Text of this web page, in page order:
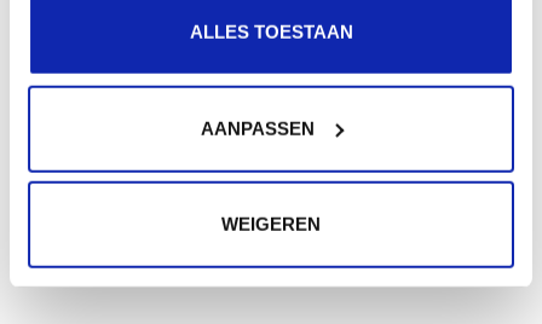
ALLES TOESTAAN
AANPASSEN
WEIGEREN